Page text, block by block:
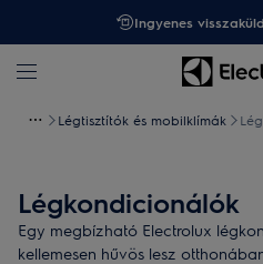
Ingyenes
Légtisztítók és mobilklímák
Légkondicionálók
Egy megbízható Electrolux
kellemesen hűvös lesz